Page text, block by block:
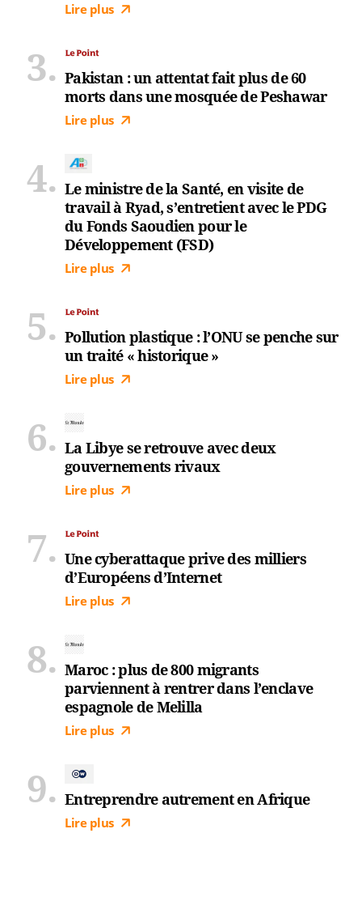
Lire plus
Pakistan : un attentat fait plus de 60
morts dans une mosquée de Peshawar
Lire plus
Le ministre de la Santé, en visite de
travail à Ryad, s’entretient avec le PDG
du Fonds Saoudien pour le
Développement (FSD)
Lire plus
Pollution plastique : l’ONU se penche sur
un traité « historique »
Lire plus
La Libye se retrouve avec deux
gouvernements rivaux
Lire plus
Une cyberattaque prive des milliers
d’Européens d’Internet
Lire plus
Maroc : plus de 800 migrants
parviennent à rentrer dans l’enclave
espagnole de Melilla
Lire plus
Entreprendre autrement en Afrique
Lire plus